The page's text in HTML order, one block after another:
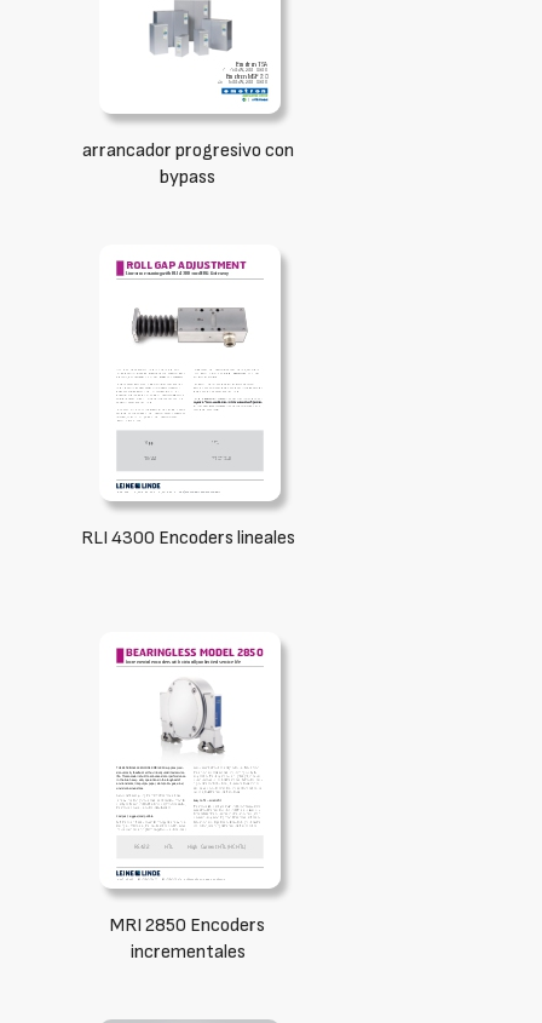
arrancador progresivo con
bypass
RLI 4300 Encoders lineales
MRI 2850 Encoders
incrementales